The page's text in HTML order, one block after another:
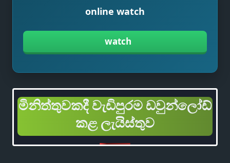
online watch
watch
මිනිත්තුවකදී වැඩිපුරම ඩවුන්ලෝඩ්
කළ ලැයිස්තුව